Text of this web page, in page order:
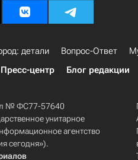
детали Вопрос-Ответ
Пресс-центр Блог редакции
№ ФС77-57640
унитарное
агентство
сегодня»).